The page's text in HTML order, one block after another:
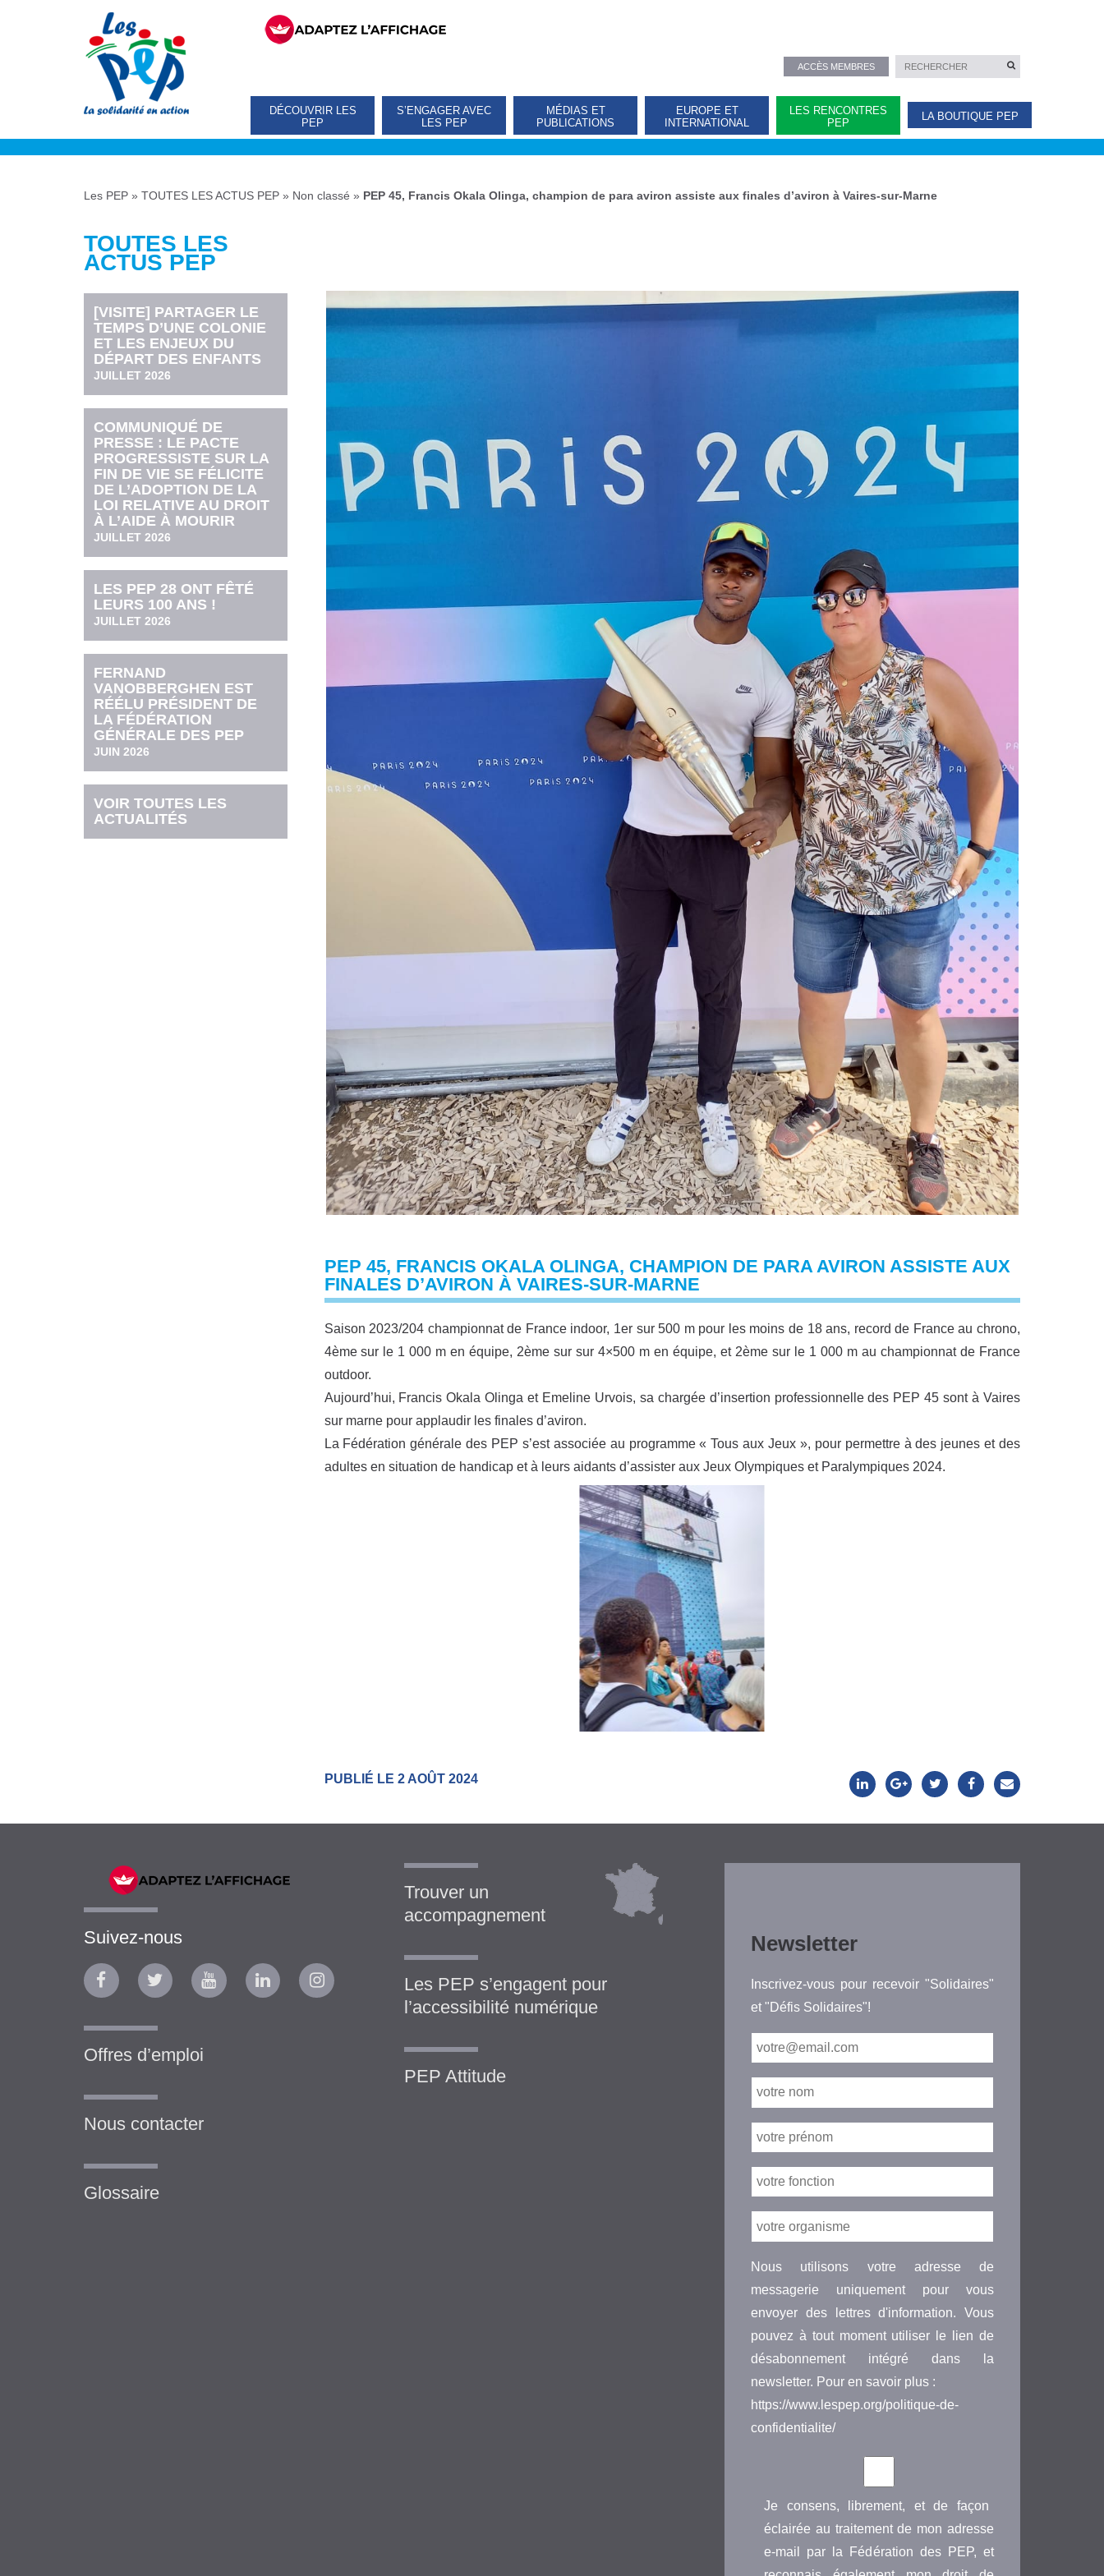
ACCÈS MEMBRES
DÉCOUVRIR LES
PEP
S’ENGAGER AVEC
LES PEP
MÉDIAS ET
PUBLICATIONS
EUROPE ET
INTERNATIONAL
LES RENCONTRES
PEP
LA BOUTIQUE PEP
Les PEP » TOUTES LES ACTUS PEP » Non classé » PEP 45, Francis Okala Olinga, champion de para aviron assiste aux finales d’aviron à Vaires-sur-Marne
TOUTES LES
ACTUS PEP
[VISITE] PARTAGER LE
TEMPS D’UNE COLONIE
ET LES ENJEUX DU
DÉPART DES ENFANTS
JUILLET 2026
COMMUNIQUÉ DE
PRESSE : LE PACTE
PROGRESSISTE SUR LA
FIN DE VIE SE FÉLICITE
DE L’ADOPTION DE LA
LOI RELATIVE AU DROIT
À L’AIDE À MOURIR
JUILLET 2026
LES PEP 28 ONT FÊTÉ
LEURS 100 ANS !
JUILLET 2026
FERNAND
VANOBBERGHEN EST
RÉÉLU PRÉSIDENT DE
LA FÉDÉRATION
GÉNÉRALE DES PEP
JUIN 2026
VOIR TOUTES LES
ACTUALITÉS
PEP 45, FRANCIS OKALA OLINGA, CHAMPION DE PARA AVIRON ASSISTE AUX
FINALES D’AVIRON À VAIRES-SUR-MARNE
Saison 2023/204 championnat de France indoor, 1er sur 500 m pour les moins de 18 ans, record de France au chrono,
4ème sur le 1 000 m en équipe, 2ème sur sur 4×500 m en équipe, et 2ème sur le 1 000 m au championnat de France
outdoor.
Aujourd’hui, Francis Okala Olinga et Emeline Urvois, sa chargée d’insertion professionnelle des PEP 45 sont à Vaires
sur marne pour applaudir les finales d’aviron.
La Fédération générale des PEP s’est associée au programme « Tous aux Jeux », pour permettre à des jeunes et des
adultes en situation de handicapet à leurs aidants d’assister aux Jeux Olympiques et Paralympiques 2024.
PUBLIÉ LE 2 AOÛT 2024
Suivez-nous
Offres d’emploi
Nous contacter
Glossaire
Trouver un
accompagnement
Les PEP s’engagent pour
l’accessibilité numérique
PEP Attitude
Newsletter
Inscrivez-vous pour recevoir "Solidaires"
et "Défis Solidaires"!
Nous utilisons votre adresse de
messagerie uniquement pour vous
envoyer des lettres d'information. Vous
pouvez à tout moment utiliser le lien de
désabonnement intégré dans la
newsletter. Pour en savoir plus :
https://www.lespep.org/politique-de-
confidentialite/
Je consens, librement, et de façon
éclairée au traitement de mon adresse
e-mail par la Fédération des PEP, et